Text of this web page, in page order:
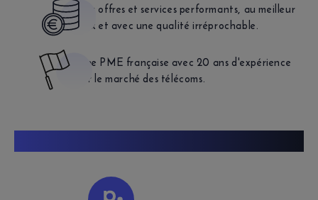
Des offres et services performants, au meilleur
prix et avec une qualité irréprochable.
Une PME française avec 20 ans d'expérience
sur le marché des télécoms.